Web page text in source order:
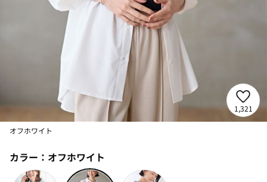
1,321
オフホワイト
カラー： オフホワイト